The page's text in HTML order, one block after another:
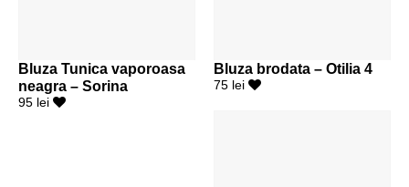
Bluza Tunica vaporoasa
neagra – Sorina
95 lei
Bluza brodata – Otilia 4
75 lei